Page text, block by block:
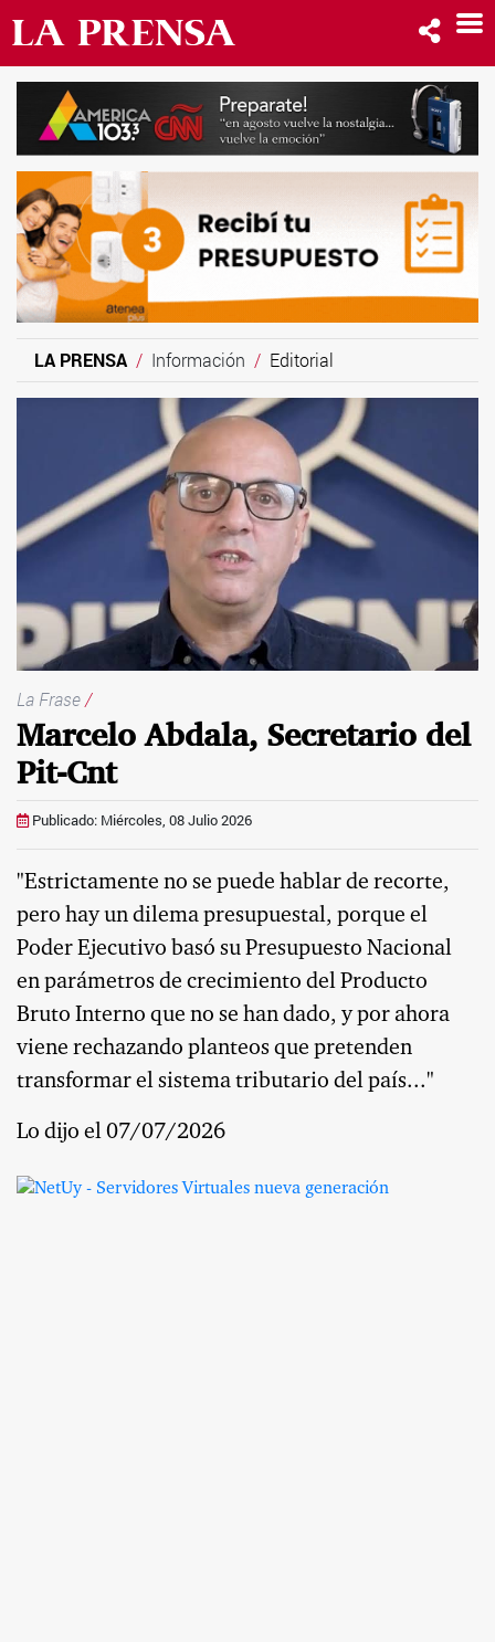
LA PRENSA Información Editorial
La Frase/
Marcelo Abdala, Secretario del
Pit-Cnt
Publicado: Miércoles, 08 Julio 2026
"Estrictamente no se puede hablar de recorte,
pero hay un dilema presupuestal, porque el
Poder Ejecutivo basó su Presupuesto Nacional
en parámetros de crecimiento del Producto
Bruto Interno que no se han dado, y por ahora
viene rechazando planteos que pretenden
transformar el sistema tributario del país..."
Lo dijo el 07/07/2026